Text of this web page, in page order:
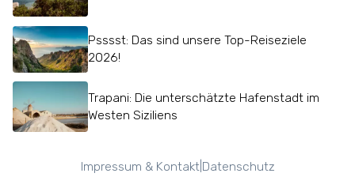
Psssst: Das sind unsere Top-Reiseziele
2026!
Trapani: Die unterschätzte Hafenstadt im
Westen Siziliens
Impressum & Kontakt| Datenschutz